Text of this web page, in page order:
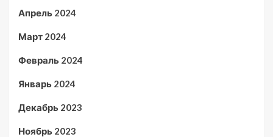
Апрель 2024
Март 2024
Февраль 2024
Январь 2024
Декабрь 2023
Ноябрь 2023